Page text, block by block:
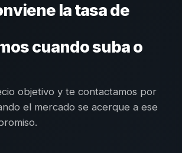
la tasa de
cuando suba o
objetivo y te contactamos por
el mercado se acerque a ese